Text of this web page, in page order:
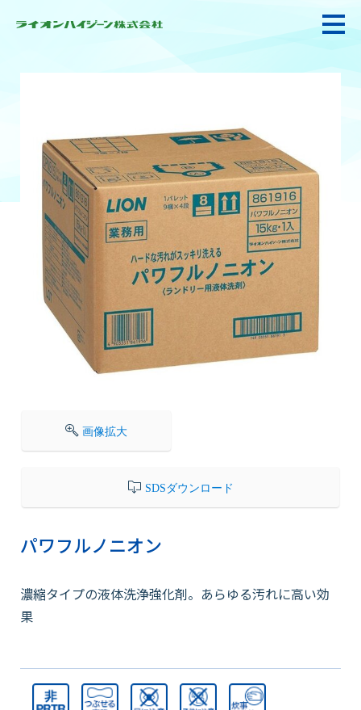
お悩み解決
感染防止対策・食品衛生
製品情報
衛生サービス
オンラインストア
パワフルノニオン
濃縮タイプの液体洗浄強化剤。あらゆる汚れに高い効
果
画像拡大
SDSダウンロード